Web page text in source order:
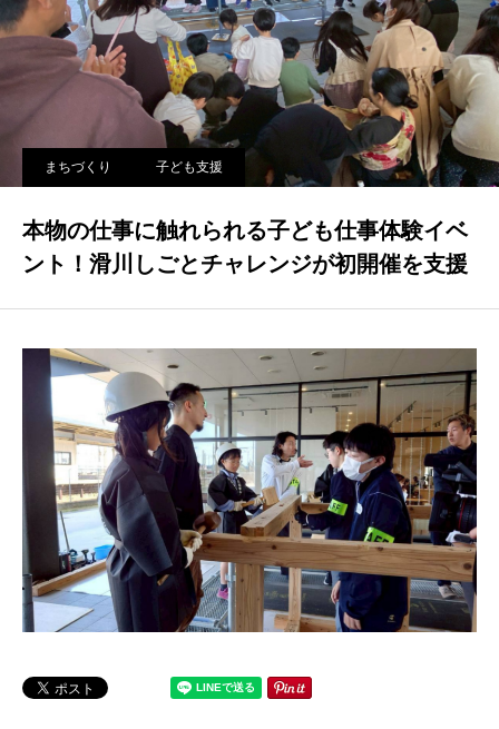
まちづくり 子ども支援
本物の仕事に触れられる子ども仕事体験イベ
ント！滑川しごとチャレンジが初開催を支援